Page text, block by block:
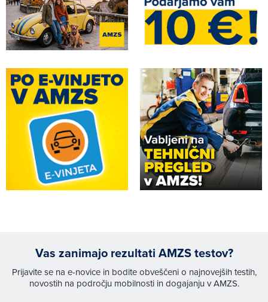
Vas zanimajo rezultati AMZS testov?
Prijavite se na e-novice in bodite obveščeni o najnovejših testih,
novostih na področju mobilnosti in dogajanju v AMZS.